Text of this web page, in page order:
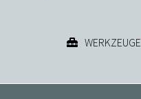
WERKZEUGE